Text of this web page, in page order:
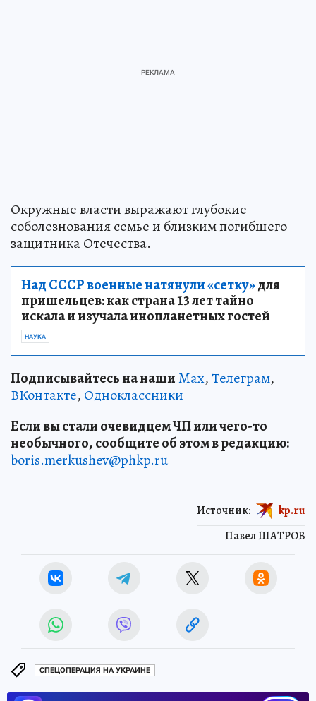
Окружные власти выражают глубокие
соболезнования семье и близким погибшего
защитника Отечества.
Над СССР военные натянули «сетку»для
пришельцев: как страна 13 лет тайно
искала и изучала инопланетных гостей
НАУКА
Подписывайтесь на нашиMax,Телеграм,
ВКонтакте, Одноклассники
Если вы стали очевидцем ЧП или чего-то
необычного, сообщите об этом в редакцию:
boris.merkushev@phkp.ru
Павел ШАТРОВ
Источник: kp.ru
СПЕЦОПЕРАЦИЯ НА УКРАИНЕ